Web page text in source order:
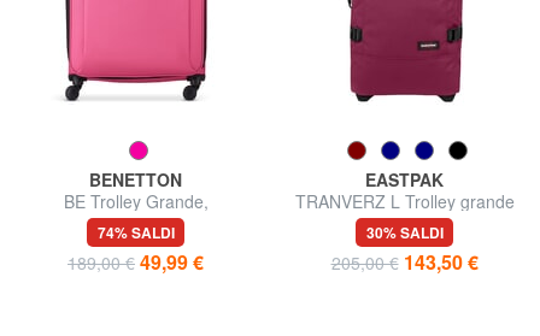
BENETTON
BE Trolley Grande,
espandibile
74% SALDI
189,00 € 49,99 €
EASTPAK
TRANVERZ L Trolley grande
30% SALDI
205,00 € 143,50 €